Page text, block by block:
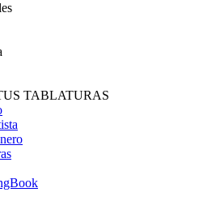
TABLATURAS